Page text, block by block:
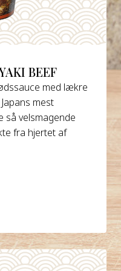
BEEF
med lækre
mest
velsmagende
fra hjertet af